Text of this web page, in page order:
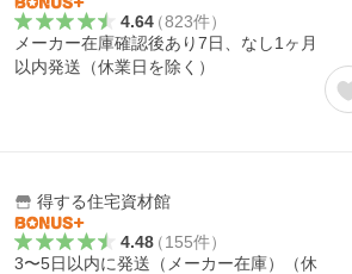
4.64（823件）
メーカー在庫確認後あり7日、なし1ヶ月
以内発送（休業日を除く）
得する住宅資材館
4.48（155件）
3〜5日以内に発送（メーカー在庫）（休